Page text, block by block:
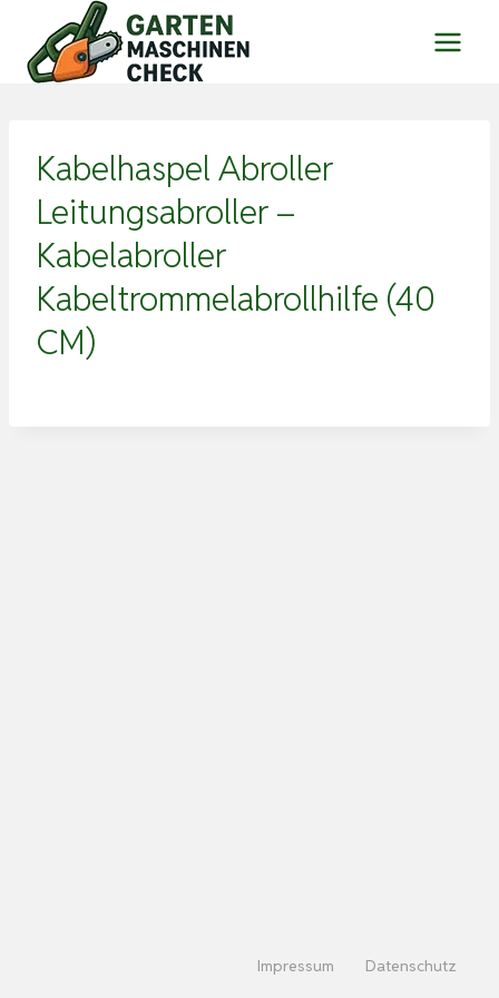
Inhalt
springen
Kabelhaspel Abroller
Leitungsabroller –
Kabelabroller
Kabeltrommelabrollhilfe (40
CM)
Impressum Datenschutz